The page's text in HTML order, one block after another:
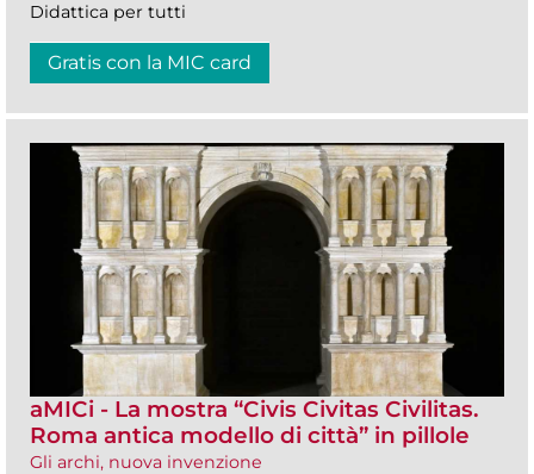
Didattica per tutti
Gratis con la MIC card
aMICi - La mostra “Civis Civitas Civilitas.
Roma antica modello di città” in pillole
Gli archi, nuova invenzione